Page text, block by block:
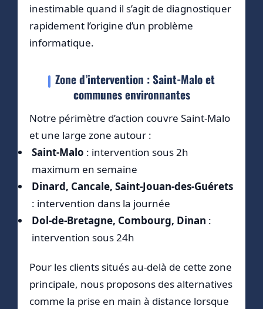
inestimable quand il s’agit de diagnostiquer
rapidement l’origine d’un problème
informatique.
Zone d’intervention : Saint-Malo et
communes environnantes
Notre périmètre d’action couvre Saint-Malo
et une large zone autour :
Saint-Malo : intervention sous 2h
maximum en semaine
Dinard, Cancale, Saint-Jouan-des-Guérets
: intervention dans la journée
Dol-de-Bretagne, Combourg, Dinan :
intervention sous 24h
Pour les clients situés au-delà de cette zone
principale, nous proposons des alternatives
comme la prise en main à distance lorsque